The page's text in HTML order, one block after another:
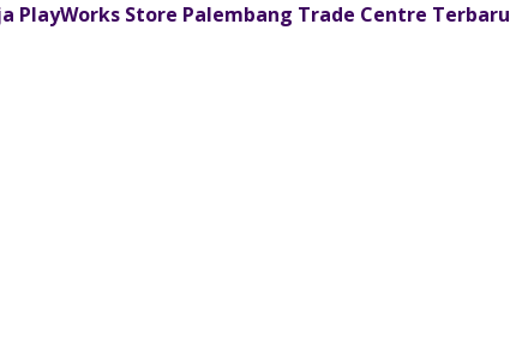
PlayWorks Store Palembang Trade Centre Terbaru